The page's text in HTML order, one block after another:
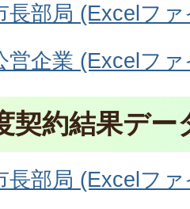
長部局 (Excelフ
営企業 (Excelフ
契約結果デー
長部局 (Excelフ